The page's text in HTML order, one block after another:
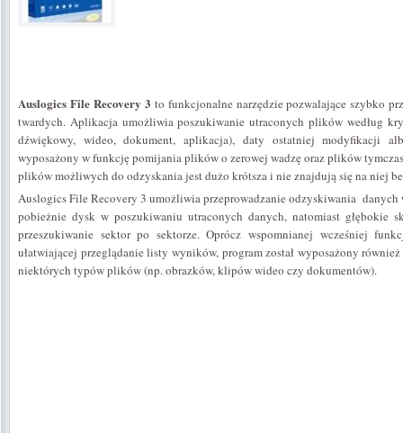
Auslogics File Recovery 3 to funkcjonalne narzędzie pozwalające szybko
twardych. Aplikacja umożliwia poszukiwanie utraconych plików według
dźwiękowy, wideo, dokument, aplikacja), daty ostatniej modyfikacji
wyposażony w funkcję pomijania plików o zerowej wadzę oraz plików
plików możliwych do odzyskania jest dużo krótsza i nie znajdują się na niej
Auslogics File Recovery 3 umożliwia przeprowadzanie odzyskiwania
pobieżnie dysk w poszukiwaniu utraconych danych, natomiast głębokie
przeszukiwanie sektor po sektorze. Oprócz wspomnianej wcześniej
ułatwiającej przeglądanie listy wyników, program został wyposażony
niektórych typów plików (np. obrazków, klipów wideo czy dokumentów).